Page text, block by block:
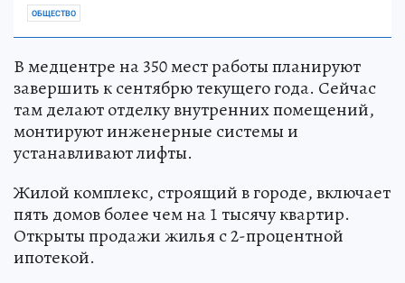
ОБЩЕСТВО
В медцентре на 350 мест работы планируют
завершить к сентябрю текущего года. Сейчас
там делают отделку внутренних помещений,
монтируют инженерные системы и
устанавливают лифты.
Жилой комплекс, строящий в городе, включает
пять домов более чем на 1 тысячу квартир.
Открыты продажи жилья с 2-процентной
ипотекой.